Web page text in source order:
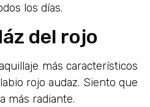
los días.
del rojo
más característicos
rojo audaz. Siento que
más radiante.